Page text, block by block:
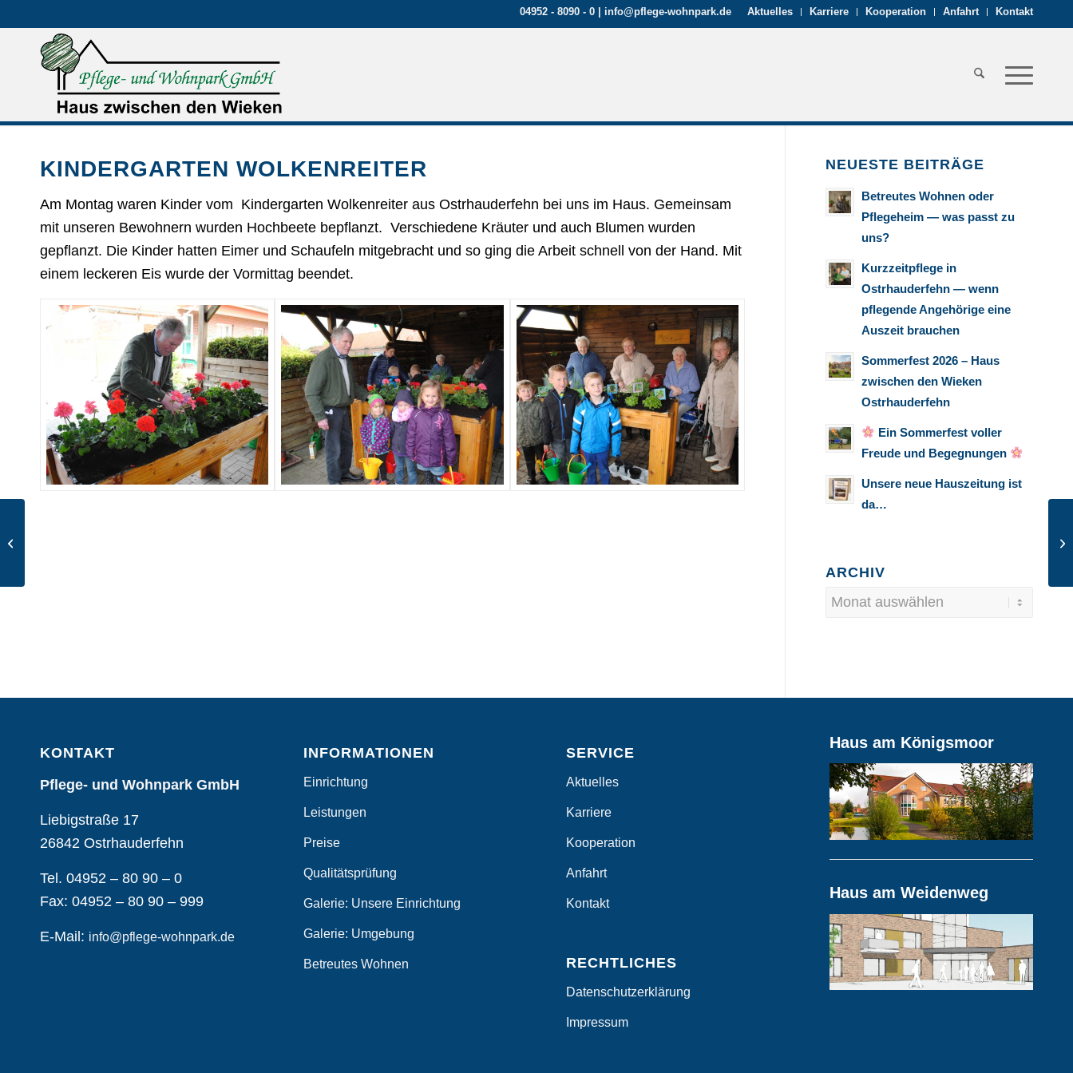
Aktuelles Karriere Kooperation Anfahrt Kontakt
04952 - 8090 - 0 info@pflege-wohnpark.de
KINDERGARTEN WOLKENREITER
Am Montag waren Kinder vom Kindergarten Wolkenreiter aus Ostrhauderfehn bei uns im Haus. Gemeinsam
mit unseren Bewohnern wurden Hochbeete bepflanzt. Verschiedene Kräuter und auch Blumen wurden
gepflanzt. Die Kinder hatten Eimer und Schaufeln mitgebracht und so ging die Arbeit schnell von der Hand. Mit
einem leckeren Eis wurde der Vormittag beendet.
NEUESTE BEITRÄGE
Betreutes Wohnen oder
Pflegeheim — was passt zu
uns?
Kurzzeitpflege in
Ostrhauderfehn — wenn
pflegende Angehörige eine
Auszeit brauchen
Sommerfest 2026 – Haus
zwischen den Wieken
Ostrhauderfehn
Ein Sommerfest voller
Freude und Begegnungen
Unsere neue Hauszeitung ist
da…
ARCHIV
KONTAKT
Pflege- und Wohnpark GmbH
Liebigstraße 17
26842 Ostrhauderfehn
Tel. 04952 – 80 90 – 0
Fax: 04952 – 80 90 – 999
E-Mail: info@pflege-wohnpark.de
INFORMATIONEN
Einrichtung
Leistungen
Preise
Qualitätsprüfung
Galerie: Unsere Einrichtung
Galerie: Umgebung
Betreutes Wohnen
SERVICE
Aktuelles
Karriere
Kooperation
Anfahrt
Kontakt
RECHTLICHES
Datenschutzerklärung
Impressum
Haus am Königsmoor
Haus am Weidenweg